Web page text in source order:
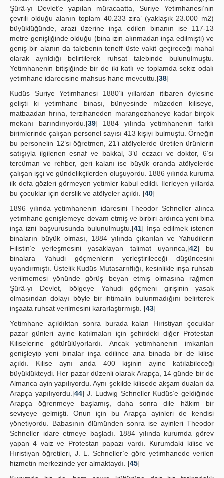
Şûrâ-yı Devlet’e yapılan müracaatta, Suriye Yetimhanesi’nin
çevrili olduğu alanın toplam 40.233 zira’ (yaklaşık 23.000 m2)
büyüklüğünde, arazi üzerine inşa edilen binanın ise 117-13
metre genişliğinde olduğu (bina izin alınmadan inşa edilmişti) ve
geniş bir alanın da talebenin teneff üste vakit geçireceği mahal
olarak ayrıldığı belirtilerek ruhsat talebinde bulunulmuştu.
Yetimhanenin bitişiğinde bir de iki katlı ve toplamda sekiz odalı
yetimhane idarecisine mahsus hane mevcuttu.[38]
Kudüs Suriye Yetimhanesi 1880’li yıllardan itibaren öylesine
gelişti ki yetimhane binası, bünyesinde müzeden kiliseye,
matbaadan fırına, terzihaneden marangozhaneye kadar birçok
mekanı barındırıyordu.[39] 1884 yılında yetimhanenin farklı
birimlerinde çalışan personel sayısı 413 kişiyi bulmuştu. Örneğin
bu personelin 12’si öğretmen, 21’i atölyelerde üretilen ürünlerin
satışıyla ilgilenen esnaf ve bakkal, 3’ü eczacı ve doktor, 6’sı
tercüman ve rehber, geri kalanı ise büyük oranda atölyelerde
çalışan işçi ve gündelikçilerden oluşuyordu. 1886 yılında kuruma
ilk defa gözleri görmeyen yetimler kabul edildi. İlerleyen yıllarda
bu çocuklar için derslik ve atölyeler açıldı. [40]
1896 yılında yetimhanenin idaresini Theodor Schneller alınca
yetimhane genişlemeye devam etmiş ve birbiri ardınca yeni bina
inşa izni başvurusunda bulunulmuştu.[41] İnşa edilmek istenen
binaların büyük olması, 1884 yılında çıkarılan ve Yahudilerin
Filistin’e yerleşmesini yasaklayan talimat uyarınca,[42] bu
binalara Yahudi göçmenlerin yerleştirileceği düşüncesini
uyandırmıştı. Üstelik Kudüs Mutasarrıflığı, kesinlikle inşa ruhsatı
verilmemesi yönünde görüş beyan etmiş olmasına rağmen
Şûrâ-yı Devlet, bölgeye Yahudi göçmeni girişinin yasak
olmasından dolayı böyle bir ihtimalin bulunmadığını belirterek
inşaata ruhsat verilmesini kararlaştırmıştı. [43]
Yetimhane açıldıktan sonra burada kalan Hıristiyan çocuklar
pazar günleri ayine katılmaları için şehirdeki diğer Protestan
Kiliselerine götürülüyorlardı. Ancak yetimhanenin imkanları
genişleyip yeni binalar inşa edilince ana binada bir de kilise
açıldı. Kilise aynı anda 400 kişinin ayine katılabileceği
büyüklükteydi. Her pazar düzenli olarak Arapça, 14 günde bir de
Almanca ayin yapılıyordu. Aynı şekilde kilisede akşam duaları da
Arapça yapılıyordu.[44] J. Ludwig Schneller Kudüs’e geldiğinde
Arapça öğrenmeye başlamış, daha sonra dile hâkim bir
seviyeye gelmişti. Onun için bu Arapça ayinleri de kendisi
yönetiyordu. Babasının ölümünden sonra ise ayinleri Theodor
Schneller idare etmeye başladı. 1884 yılında kurumda görev
yapan 4 vaiz ve Protestan papazı vardı. Kurumdaki kilise ve
Hıristiyan öğretileri, J. L. Schneller’e göre yetimhanede verilen
hizmetin merkezinde yer almaktaydı. [45]